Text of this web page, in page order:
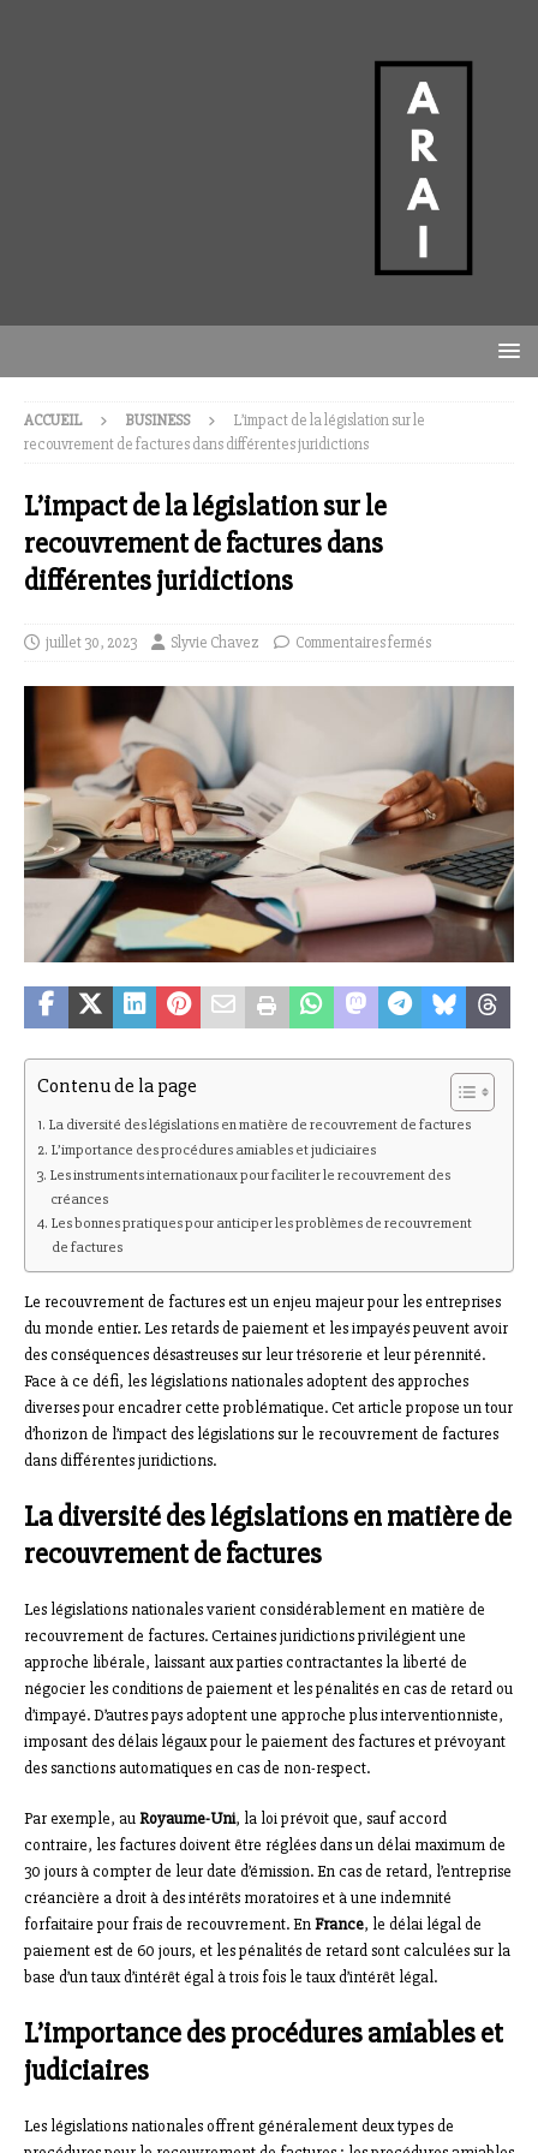
ACCUEIL BUSINESS
L’impact de la législation sur le
recouvrement de factures dans différentes juridictions
L’impact de la législation sur le
recouvrement de factures dans
différentes juridictions
juillet 30, 2023 Slyvie Chavez Commentaires fermés
Contenu de la page
La diversité des législations en matière de recouvrement de factures
L’importance des procédures amiables et judiciaires
Les instruments internationaux pour faciliter le recouvrement des
créances
Les bonnes pratiques pour anticiper les problèmes de recouvrement
de factures
Le recouvrement de factures est un enjeu majeur pour les entreprises
du monde entier. Les retards de paiement et les impayés peuvent avoir
des conséquences désastreuses sur leur trésorerie et leur pérennité.
Face à ce défi, les législations nationales adoptent des approches
diverses pour encadrer cette problématique. Cet article propose un tour
d’horizon de l’impact des législations sur le recouvrement de factures
dans différentes juridictions.
La diversité des législations en matière de
recouvrement de factures
Les législations nationales varient considérablement en matière de
recouvrement de factures. Certaines juridictions privilégient une
approche libérale, laissant aux parties contractantes la liberté de
négocier les conditions de paiement et les pénalités en cas de retard ou
d’impayé. D’autres pays adoptent une approche plus interventionniste,
imposant des délais légaux pour le paiement des factures et prévoyant
des sanctions automatiques en cas de non-respect.
Par exemple, auRoyaume-Uni, la loi prévoit que, sauf accord
contraire, les factures doivent être réglées dans un délai maximum de
30 jours à compter de leur date d’émission. En cas de retard, l’entreprise
créancière a droit à des intérêts moratoires et à une indemnité
forfaitaire pour frais de recouvrement. EnFrance, le délai légal de
paiement est de 60 jours, et les pénalités de retard sont calculées sur la
base d’un taux d’intérêt égal à trois fois le taux d’intérêt légal.
L’importance des procédures amiables et
judiciaires
Les législations nationales offrent généralement deux types de